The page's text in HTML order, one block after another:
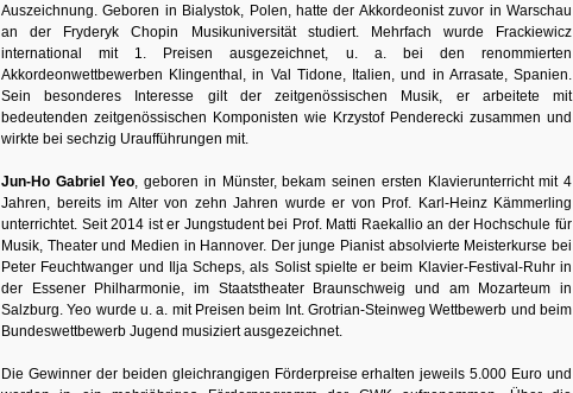
Auszeichnung. Geboren in Bialystok, Polen, hatte der Akkordeonist zuvor in Warschau
an der Fryderyk Chopin Musikuniversität studiert. Mehrfach wurde Frackiewicz
international mit 1. Preisen ausgezeichnet, u. a. bei den renommierten
Akkordeonwettbewerben Klingenthal, in Val Tidone, Italien, und in Arrasate, Spanien.
Sein besonderes Interesse gilt der zeitgenössischen Musik, er arbeitete mit
bedeutenden zeitgenössischen Komponisten wie Krzystof Penderecki zusammen und
wirkte bei sechzig Uraufführungen mit.
Jun-Ho Gabriel Yeo, geboren in Münster, bekam seinen ersten Klavierunterricht mit 4
Jahren, bereits im Alter von zehn Jahren wurde er von Prof. Karl-Heinz Kämmerling
unterrichtet. Seit 2014 ist er Jungstudent bei Prof. Matti Raekallio an der Hochschule für
Musik, Theater und Medien in Hannover. Der junge Pianist absolvierte Meisterkurse bei
Peter Feuchtwanger und Ilja Scheps, als Solist spielte er beim Klavier-Festival-Ruhr in
der Essener Philharmonie, im Staatstheater Braunschweig und am Mozarteum in
Salzburg. Yeo wurde u. a. mit Preisen beim Int. Grotrian-Steinweg Wettbewerb und beim
Bundeswettbewerb Jugend musiziert ausgezeichnet.
Die Gewinner der beiden gleichrangigen Förderpreise erhalten jeweils 5.000 Euro und